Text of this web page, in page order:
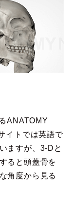
ANATOMY
イトでは英語で
ますが、3-Dと
ると頭蓋骨を
角度から見る